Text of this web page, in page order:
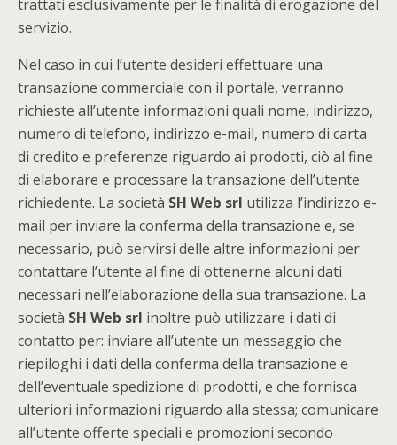
trattati esclusivamente per le finalità di erogazione del
servizio.
Nel caso in cui l’utente desideri effettuare una
transazione commerciale con il portale, verranno
richieste all’utente informazioni quali nome, indirizzo,
numero di telefono, indirizzo e-mail, numero di carta
di credito e preferenze riguardo ai prodotti, ciò al fine
di elaborare e processare la transazione dell’utente
richiedente. La società SH Web srl utilizza l’indirizzo e-
mail per inviare la conferma della transazione e, se
necessario, può servirsi delle altre informazioni per
contattare l’utente al fine di ottenerne alcuni dati
necessari nell’elaborazione della sua transazione. La
società SH Web srl inoltre può utilizzare i dati di
contatto per: inviare all’utente un messaggio che
riepiloghi i dati della conferma della transazione e
dell’eventuale spedizione di prodotti, e che fornisca
ulteriori informazioni riguardo alla stessa; comunicare
all’utente offerte speciali e promozioni secondo